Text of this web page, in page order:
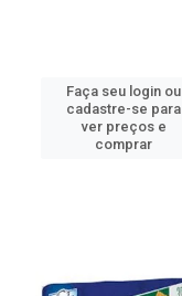
Faça seu login ou
cadastre-se para
ver preços e
comprar